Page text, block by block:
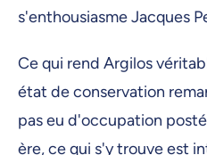
s'enthousiasme Jacques
Ce qui rend Argilos
état de conservation
pas eu d'occupation
ère, ce qui s'y trouve est